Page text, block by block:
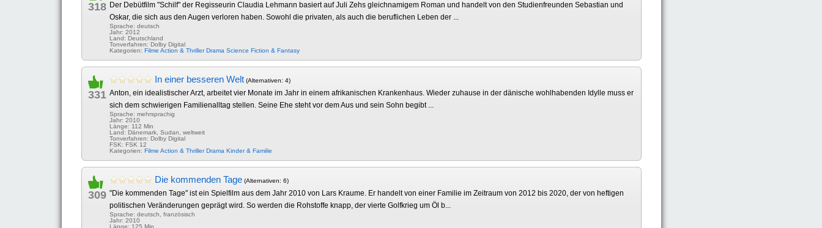
318 Der Debütfilm "Schilf" der Regisseurin Claudia Lehmann basiert auf Juli Zehs gleichnamigem Roman und handelt von den Studienfreunden Sebastian und
Oskar, die sich aus den Augen verloren haben. Sowohl die privaten, als auch die beruflichen Leben der ...
Sprache: deutsch
Jahr: 2012
Land: Deutschland
Tonverfahren: Dolby Digital
Kategorien: Filme Action & Thriller Drama Science Fiction & Fantasy
331
In einer besseren Welt (Alternativen: 4)
Anton, ein idealistischer Arzt, arbeitet vier Monate im Jahr in einem afrikanischen Krankenhaus. Wieder zuhause in der dänische wohlhabenden Idylle muss er
sich dem schwierigen Familienalltag stellen. Seine Ehe steht vor dem Aus und sein Sohn begibt ...
Sprache: mehrsprachig
Jahr: 2010
Länge: 112 Min
Land: Dänemark, Sudan, weltweit
Tonverfahren: Dolby Digital
FSK: FSK 12
Kategorien: Filme Action & Thriller Drama Kinder & Familie
309
Die kommenden Tage (Alternativen: 6)
"Die kommenden Tage" ist ein Spielfilm aus dem Jahr 2010 von Lars Kraume. Er handelt von einer Familie im Zeitraum von 2012 bis 2020, der von heftigen
politischen Veränderungen geprägt wird. So werden die Rohstoffe knapp, der vierte Golfkrieg um Öl b...
Sprache: deutsch, französisch
Jahr: 2010
Länge: 125 Min